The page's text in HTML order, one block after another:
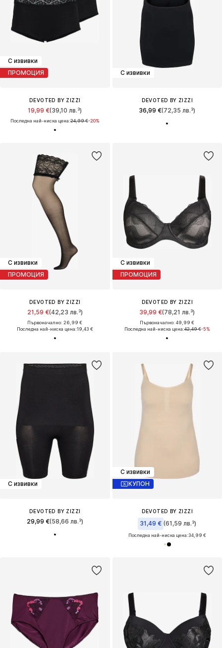
С извивки
ПРОМОЦИЯ
DEVOTED BY ZIZZI
19,99 €(39,10 лв.³)
Последна най-ниска цена:24,99 €-20%
С извивки
DEVOTED BY ZIZZI
36,99 €(72,35 лв.³)
С извивки
ПРОМОЦИЯ
DEVOTED BY ZIZZI
21,59 €(42,23 лв.³)
Първоначално: 26,99 €
Последна най-ниска цена:19,43 €
С извивки
ПРОМОЦИЯ
DEVOTED BY ZIZZI
39,99 €(78,21 лв.³)
Първоначално: 49,99 €
Последна най-ниска цена:42,49 €-5%
С извивки
DEVOTED BY ZIZZI
29,99 €(58,66 лв.³)
С извивки
КУПОН
DEVOTED BY ZIZZI
31,49 € (61,59 лв.³)
Последна най-ниска цена:34,99 €